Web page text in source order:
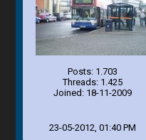
Posts: 1.703
Threads: 1.425
Joined: 18-11-2009
23-05-2012, 01:40 PM